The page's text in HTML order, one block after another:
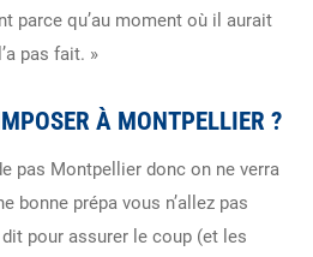
parce qu’au moment où il aurait
pas fait. »
À MONTPELLIER ?
pas Montpellier donc on ne verra
bonne prépa vous n’allez pas
pour assurer le coup (et les